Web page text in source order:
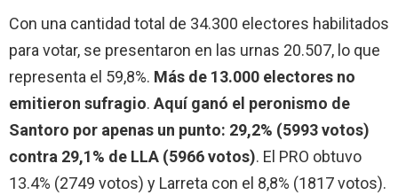
Con una cantidad total de 34.300 electores habilitados
para votar, se presentaron en las urnas 20.507, lo que
representa el 59,8%. Más de 13.000 electores no
emitieron sufragio. Aquí ganó el peronismo de
Santoro por apenas un punto: 29,2% (5993 votos)
contra 29,1% de LLA (5966 votos). El PRO obtuvo
13.4% (2749 votos) y Larreta con el 8,8% (1817 votos).